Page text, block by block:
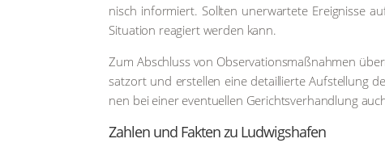
nisch infor­miert. Soll­ten uner­war­te­te Ereig­nis­se
Situa­ti­on reagiert wer­den kann.
Zum Abschluss von Obser­va­ti­ons­maß­nah­men
satz­ort und erstel­len eine detail­lier­te Auf­stel­lung
nen bei einer even­tu­el­len Gerichts­ver­hand­lung
Zah­len und Fak­ten zu Lud­wigs­ha­fen